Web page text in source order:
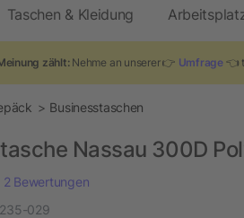
Taschen & Kleidung
zählt:Nehme an unserer 👉 Umfrage👈
Businesstaschen
Nassau 300D
2 Bewertungen
029